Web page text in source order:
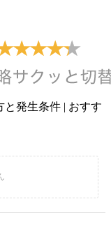
と発生条件 | おすす